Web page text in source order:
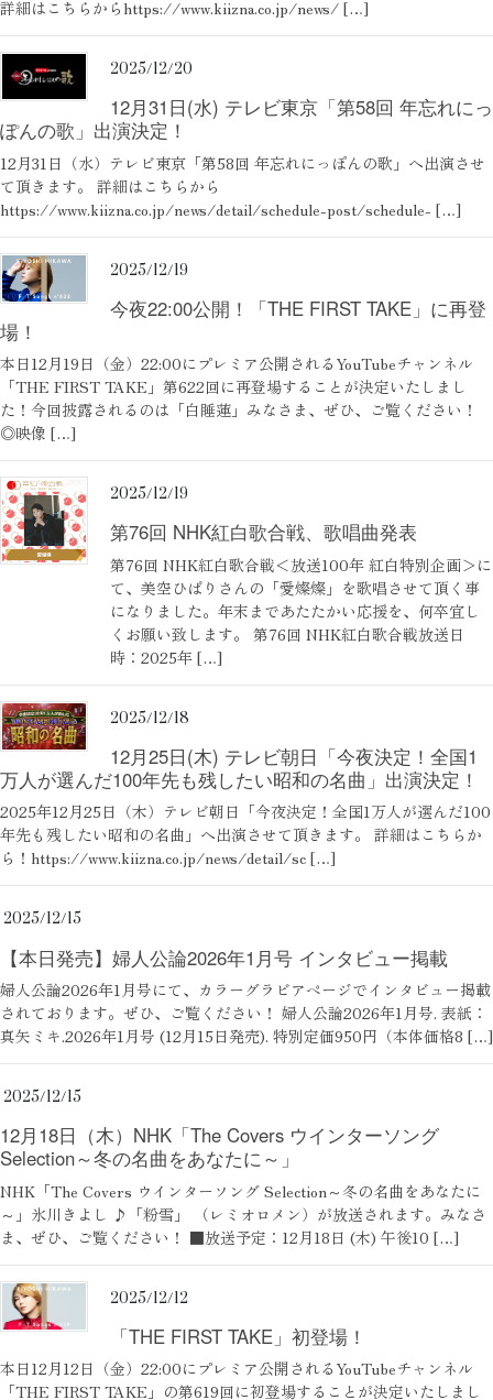
詳細はこちらからhttps://www.kiizna.co.jp/news/ […]
2025/12/20
12月31日(水) テレビ東京「第58回 年忘れにっ
ぽんの歌」出演決定！
12月31日（水）テレビ東京「第58回 年忘れにっぽんの歌」へ出演させ
て頂きます。 詳細はこちらから
https://www.kiizna.co.jp/news/detail/schedule-post/schedule- […]
2025/12/19
今夜22:00公開！「THE FIRST TAKE」に再登
場！
本日12月19日（金）22:00にプレミア公開されるYouTubeチャンネル
「THE FIRST TAKE」第622回に再登場することが決定いたしまし
た！今回披露されるのは「白睡蓮」みなさま、ぜひ、ご覧ください！
◎映像 […]
2025/12/19
第76回 NHK紅白歌合戦、歌唱曲発表
第76回 NHK紅白歌合戦＜放送100年 紅白特別企画＞に
て、美空ひばりさんの「愛燦燦」を歌唱させて頂く事
になりました。年末まであたたかい応援を、何卒宜し
くお願い致します。 第76回 NHK紅白歌合戦放送日
時：2025年 […]
2025/12/18
12月25日(木) テレビ朝日「今夜決定！全国1
万人が選んだ100年先も残したい昭和の名曲」出演決定！
2025年12月25日（木）テレビ朝日「今夜決定！全国1万人が選んだ100
年先も残したい昭和の名曲」へ出演させて頂きます。 詳細はこちらか
ら！https://www.kiizna.co.jp/news/detail/sc […]
2025/12/15
【本日発売】婦人公論2026年1月号 インタビュー掲載
婦人公論2026年1月号にて、カラーグラビアページでインタビュー掲載
されております。ぜひ、ご覧ください！ 婦人公論2026年1月号. 表紙：
真矢ミキ.2026年1月号 (12月15日発売). 特別定価950円（本体価格8 […]
2025/12/15
12月18日（木）NHK「The Covers ウインターソング
Selection～冬の名曲をあなたに～」
NHK「The Covers ウインターソング Selection～冬の名曲をあなたに
～」氷川きよし ♪「粉雪」 （レミオロメン）が放送されます。みなさ
ま、ぜひ、ご覧ください！ ■放送予定：12月18日 (木) 午後10 […]
2025/12/12
「THE FIRST TAKE」初登場！
本日12月12日（金）22:00にプレミア公開されるYouTubeチャンネル
「THE FIRST TAKE」の第619回に初登場することが決定いたしまし